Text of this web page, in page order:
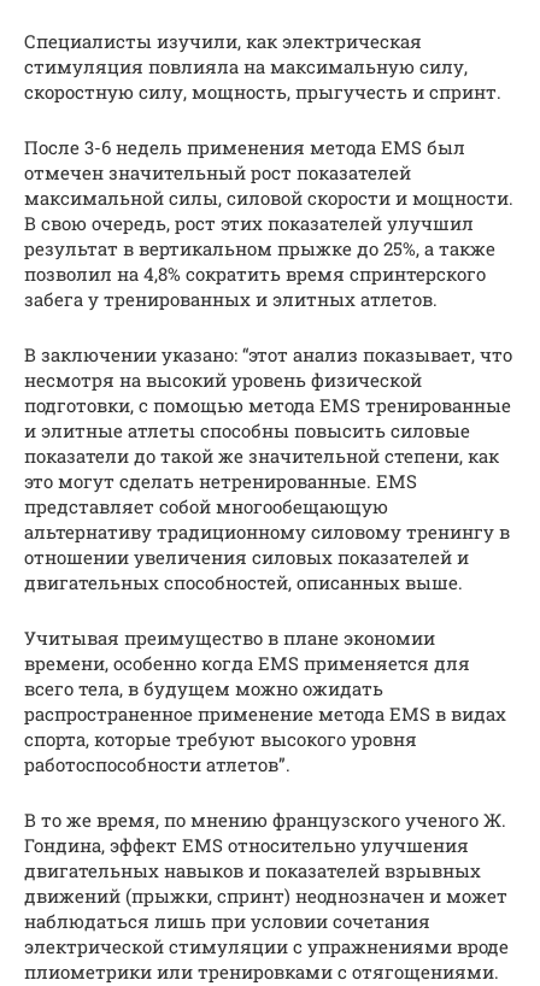
Специалисты изучили, как электрическая
стимуляция повлияла на максимальную силу,
скоростную силу, мощность, прыгучесть и спринт.
После 3-6 недель применения метода EMS был
отмечен значительный рост показателей
максимальной силы, силовой скорости и мощности.
В свою очередь, рост этих показателей улучшил
результат в вертикальном прыжке до 25%, а также
позволил на 4,8% сократить время спринтерского
забега у тренированных и элитных атлетов.
В заключении указано: “этот анализ показывает, что
несмотря на высокий уровень физической
подготовки, с помощью метода EMS тренированные
и элитные атлеты способны повысить силовые
показатели до такой же значительной степени, как
это могут сделать нетренированные. EMS
представляет собой многообещающую
альтернативу традиционному силовому тренингу в
отношении увеличения силовых показателей и
двигательных способностей, описанных выше.
Учитывая преимущество в плане экономии
времени, особенно когда EMS применяется для
всего тела, в будущем можно ожидать
распространенное применение метода EMS в видах
спорта, которые требуют высокого уровня
работоспособности атлетов”.
В то же время, по мнению французского ученого Ж.
Гондина, эффект EMS относительно улучшения
двигательных навыков и показателей взрывных
движений (прыжки, спринт) неоднозначен и может
наблюдаться лишь при условии сочетания
электрической стимуляции с упражнениями вроде
плиометрики или тренировками с отягощениями.